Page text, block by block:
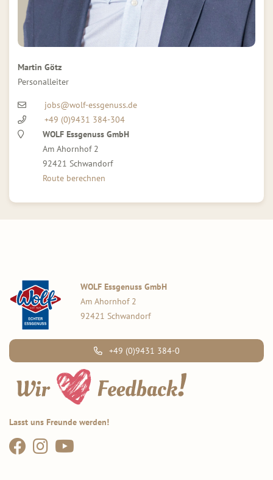
Martin Götz
Personalleiter
jobs@wolf-essgenuss.de
+49 (0)9431 384-304
WOLF Essgenuss GmbH
Am Ahornhof 2
92421 Schwandorf
Route berechnen
WOLF Essgenuss GmbH
Am Ahornhof 2
92421 Schwandorf
+49 (0)9431 384-0
Lasst uns Freunde werden!